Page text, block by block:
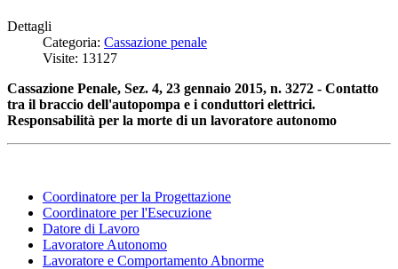
Dettagli
Categoria: Cassazione penale
Visite: 13127
Cassazione Penale, Sez. 4, 23 gennaio 2015, n. 3272 - Contatto
tra il braccio dell'autopompa e i conduttori elettrici.
Responsabilità per la morte di un lavoratore autonomo
Coordinatore per la Progettazione
Coordinatore per l'Esecuzione
Datore di Lavoro
Lavoratore Autonomo
Lavoratore e Comportamento Abnorme